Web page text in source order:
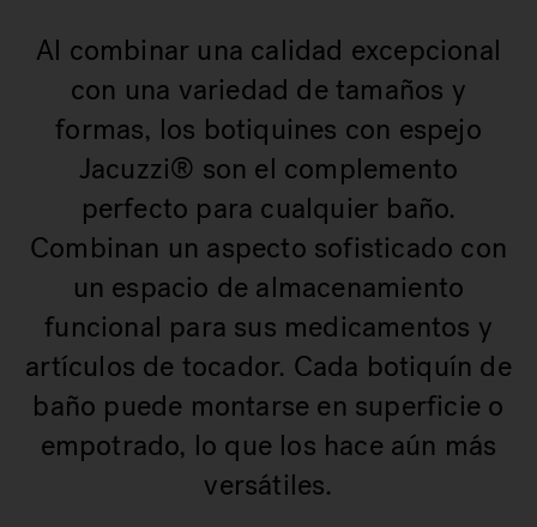
Al combinar una calidad excepcional
con una variedad de tamaños y
formas, los botiquines con espejo
Jacuzzi® son el complemento
perfecto para cualquier baño.
Combinan un aspecto sofisticado con
un espacio de almacenamiento
funcional para sus medicamentos y
artículos de tocador. Cada botiquín de
baño puede montarse en superficie o
empotrado, lo que los hace aún más
versátiles.